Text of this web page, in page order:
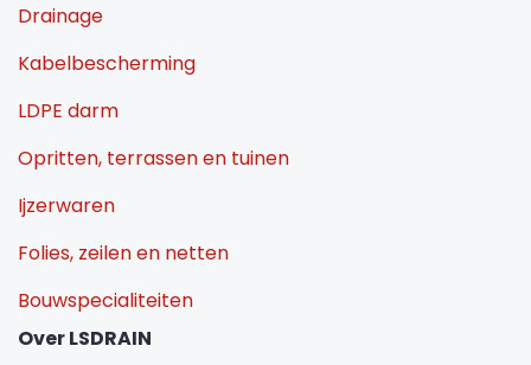
Drainage
Kabelbescherming
LDPE darm
Opritten, terrassen en tuinen
Ijzerwaren
Folies, zeilen en netten
Bouwspecialiteiten
Over LSDRAIN